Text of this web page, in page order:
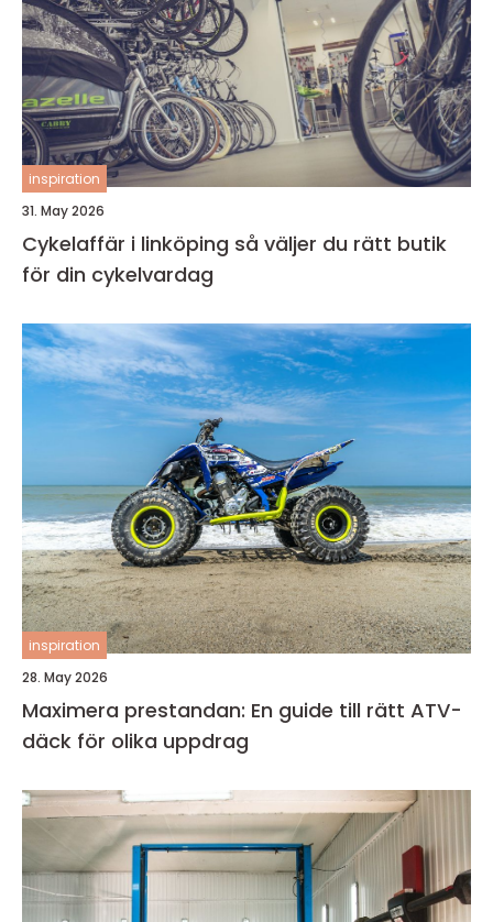
inspiration
31. May 2026
Cykelaffär i linköping så väljer du rätt butik
för din cykelvardag
inspiration
28. May 2026
Maximera prestandan: En guide till rätt ATV-
däck för olika uppdrag